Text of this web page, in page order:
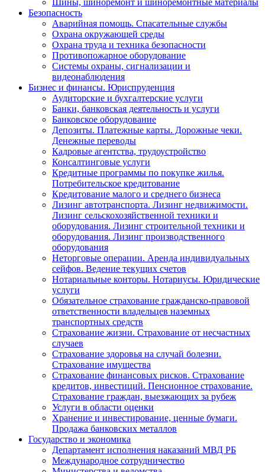
Шины, шиноремонт и шиноремонтные материалы
Безопасность
Аварийная помощь. Спасательные службы
Охрана окружающей среды
Охрана труда и техника безопасности
Противопожарное оборудование
Системы охраны, сигнализации и
видеонаблюдения
Бизнес и финансы. Юриспруденция
Аудиторские и бухгалтерские услуги
Банки, банковская деятельность и услуги
Банковское оборудование
Депозиты. Платежные карты. Дорожные чеки.
Денежные переводы
Кадровые агентства, трудоустройство
Консалтинговые услуги
Кредитные программы по покупке жилья.
Потребительское кредитование
Кредитование малого и среднего бизнеса
Лизинг автотранспорта. Лизинг недвижимости.
Лизинг сельскохозяйственной техники и
оборудования. Лизинг строительной техники и
оборудования. Лизинг производственного
оборудования
Неторговые операции. Аренда индивидуальных
сейфов. Ведение текущих счетов
Нотариальные конторы. Нотариусы. Юридические
услуги
Обязательное страхование гражданско-правовой
ответственности владельцев наземных
транспортных средств
Страхование жизни. Страхование от несчастных
случаев
Страхование здоровья на случай болезни.
Страхование имущества
Страхование финансовых рисков. Страхование
кредитов, инвестиций. Пенсионное страхование.
Страхование граждан, выезжающих за рубеж
Услуги в области оценки
Хранение и инвестирование, ценные бумаги.
Продажа банковских металлов
Государство и экономика
Департамент исполнения наказаний МВД РБ
Международное сотрудничество